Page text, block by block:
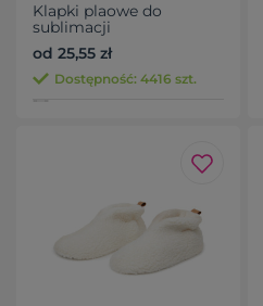
Klapki plaowe do
sublimacji
od 25,55 zł
Dostępność: 4416 szt.